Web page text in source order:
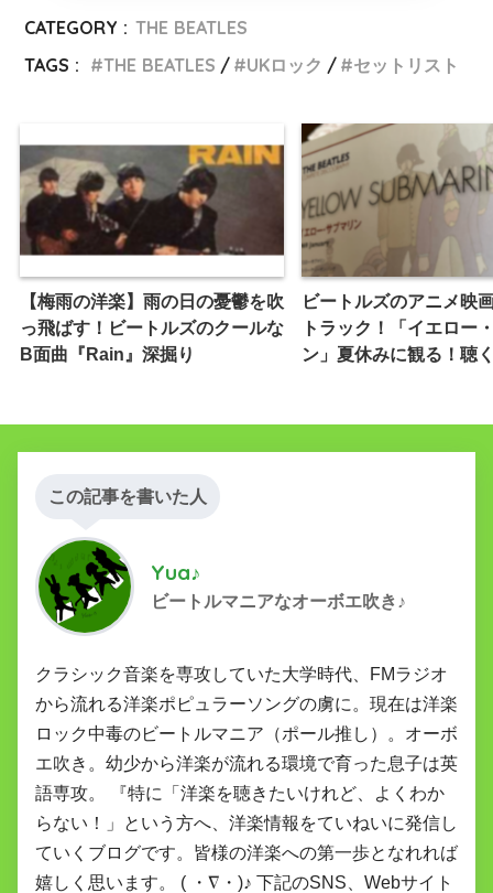
CATEGORY : THE BEATLES
TAGS :
THE BEATLES UKロック セットリスト
【梅雨の洋楽】雨の日の憂鬱を吹
っ飛ばす！ビートルズのクールな
B面曲『Rain』深掘り
ビートルズのアニメ映
トラック！「イエロー
ン」夏休みに観る！聴
この記事を書いた人
Yua♪
ビートルマニアなオーボエ吹き♪
クラシック音楽を専攻していた大学時代、FMラジオ
から流れる洋楽ポピュラーソングの虜に。現在は洋楽
ロック中毒のビートルマニア（ポール推し）。オーボ
エ吹き。幼少から洋楽が流れる環境で育った息子は英
語専攻。 『特に「洋楽を聴きたいけれど、よくわか
らない！」という方へ、洋楽情報をていねいに発信し
ていくブログです。皆様の洋楽への第一歩となれれば
嬉しく思います。 ( ・∇・)♪ 下記のSNS、Webサイト